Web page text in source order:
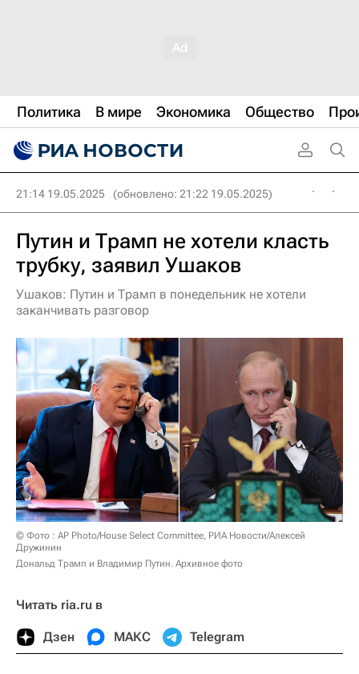
Политика В мире Экономика Общество
21:14 19.05.2025 (обновлено: 21:22 19.05.2025)
Путин и Трамп не хотели класть
трубку, заявил Ушаков
Ушаков: Путин и Трамп в понедельник не хотели
заканчивать разговор
© Фото : AP Photo/House Select Committee, РИА Новости/Алексей
Дружинин
Дональд Трамп и Владимир Путин. Архивное фото
Читать ria.ru в
Дзен МАКС Telegram